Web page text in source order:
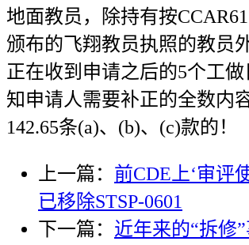
地面教员，除持有按
颁布的飞翔教员执照的教员
正在收到申请之后的5个工
知申请人需要补正的全数内
142.65条(a)、(b)、(c)款的！
上一篇： 前CDE上‘审评
已移除STSP-0601
下一篇： 近年来的“拆修